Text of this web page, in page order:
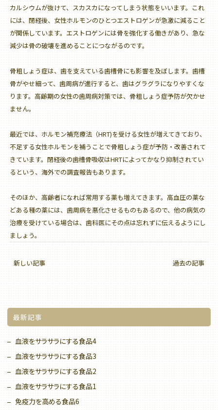
カルシウムが抜けて、スカスカになってしまう状態をいいます。これ
には、閉経後、女性ホルモンのひとつエストロゲンが急激に減ること
が関係しています。エストロゲンには骨を強化する働きがあり、急な
減少は骨の破壊を進めることにつながるのです。
骨粗しょう症は、歯を支えている歯槽骨にも影響を及ぼします。歯槽
骨がやせ細って、歯周病が進行すると、歯はグラグラになりやすくな
ります。高齢期の女性の歯周病対策では、骨粗しょう症予防が欠かせ
ません。
最近では、ホルモン補充療法（HRT)を受ける女性が増えてきており、
不足する女性ホルモンを補うことで骨粗しょう症が予防・改善されて
きています。閉経後の歯槽骨吸収はHRTによってかなり抑制されてい
るという、海外での調査報告もあります。
そのほか、高齢者になれば常用する薬も増えてきます。高血圧の薬な
どある種の薬には、歯周病を悪化させるものもあるので、他の病気の
治療を受けている場合は、歯科医にその点は忘れずに伝えるようにし
ましょう。
新しい記事 過去の記事
最新記事
血液をサラサラにする食品4
血液をサラサラにする食品3
血液をサラサラにする食品2
血液をサラサラにする食品1
免疫力を高める食品6